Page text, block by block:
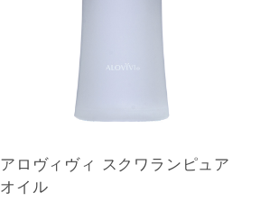
アロヴィヴィ スクワランピュア
オイル